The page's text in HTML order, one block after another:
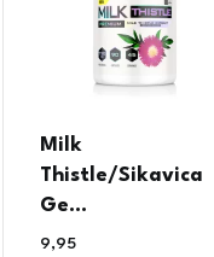
Milk
Thistle/Sikavica
Ge...
9,95